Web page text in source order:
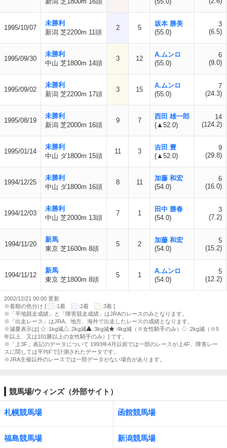
1995/10/07
未勝利
新潟 芝2200m 11頭
2 5
坂本 勝美
(55.0)
3
(6.5)
1995/09/30
未勝利
中山 芝1800m 14頭
3 12
A.ムンロ
(55.0)
6
(9.0)
1995/09/02
未勝利
新潟 芝2200m 17頭
3 15
A.ムンロ
(55.0)
7
(24.3)
1995/08/19
未勝利
新潟 芝2000m 16頭
9 7
西田 雄一郎
(▲52.0)
14
(124.2)
1995/01/14
未勝利
中山 ダ1800m 15頭
11 3
吉田 豊
(▲52.0)
9
(29.8)
1994/12/25
未勝利
中山 ダ1800m 16頭
8 11
加藤 和宏
(54.0)
6
(16.0)
1994/12/03
未勝利
中山 芝2000m 13頭
7 1
田中 勝春
(54.0)
3
(7.2)
1994/11/20
新馬
東京 芝1600m 8頭
5 2
加藤 和宏
(54.0)
5
(15.2)
1994/11/12
新馬
東京 芝1800m 8頭
5 1
A.ムンロ
(54.0)
5
(12.2)
2002/12/21 00:00 更新
※着順の色分け [
:1着 :2着
:3着 ]
※「平地競走成績」と「障害競走成績」はJRAのレースのみとなります。
※「出走レース」はJRA、地方、海外で出走したレースの成績となります。
※減量表示は[
:1kg減 :2kg減 :3kg減 :4kg減（※女性騎手のみ）
:2kg減（※5
年以上、又は101勝以上の女性騎手のみ）] です。
※「上3F」表記のデータについて 1993年4月以前では一部のレースが上4F、障害レー
スに関しては平均Fで計測されたデータです。
※JRA主催以外のレースでは一部データがない場合があります。
競馬場/ウィンズ（外部サイト）
札幌競馬場 函館競馬場
福島競馬場 新潟競馬場